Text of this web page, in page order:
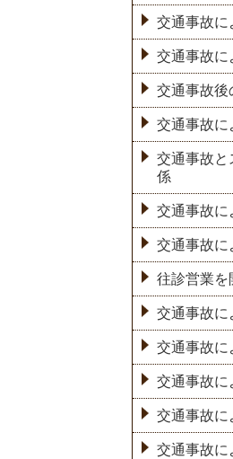
交通事故に
交通事故に
交通事故
交通事故に
交通事故と
係
交通事故に
交通事故に
往診営業を
交通事故に
交通事故に
交通事故に
交通事故に
交通事故に